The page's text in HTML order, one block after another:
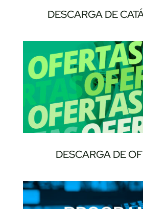
DESCARGA DE
DESCARGA DE